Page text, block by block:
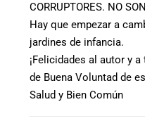
CORRUPTORES. NO
Hay que empezar a
jardines de infancia.
¡Felicidades al autor y
de Buena Voluntad de
Salud y Bien Común